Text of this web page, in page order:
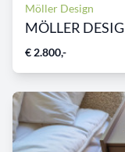
Möller Design
MÖLLER
€ 2.800,-